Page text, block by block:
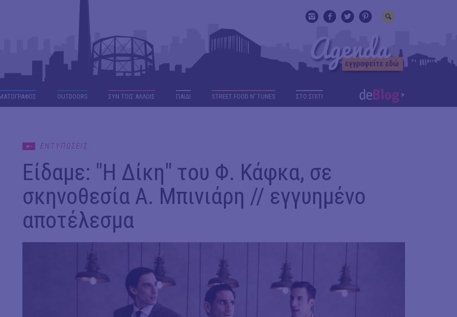
OUTDΟORS ΣΥΝ ΤΟΙΣ ΑΛΛΟΙΣ ΠΑΙΔΙ STREET FOOD N' TUNES ΣΤΟ ΣΠΙΤΙ
ΕΝΤΥΠΩΣΕΙΣ
Είδαμε: "Η Δίκη" του Φ. Κάφκα, σε
σκηνοθεσία Α. Μπινιάρη // εγγυημένο
αποτέλεσμα